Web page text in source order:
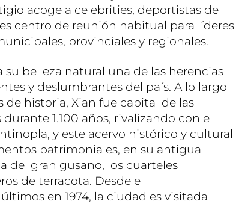
acoge a celebrities, deportistas de
centro de reunión habitual para líderes
provinciales y regionales.
su belleza natural una de las herencias
y deslumbrantes del país. A lo largo
de historia, Xian fue capital de las
1.100 años, rivalizando con el
y este acervo histórico y cultural
patrimoniales, en su antigua
del gran gusano, los cuarteles
de terracota. Desde el
en 1974, la ciudad es visitada